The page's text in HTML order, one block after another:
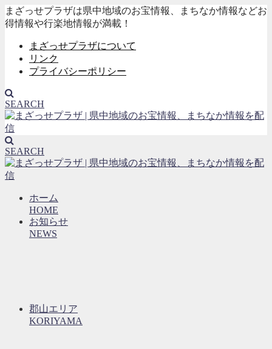
まざっせプラザは県中地域のお宝情報、まちなか情報などお
得情報や行楽地情報が満載！
まざっせプラザについて
リンク
プライバシーポリシー
SEARCH
SEARCH
ホーム
HOME
お知らせ
NEWS
郡山エリア
KORIYAMA